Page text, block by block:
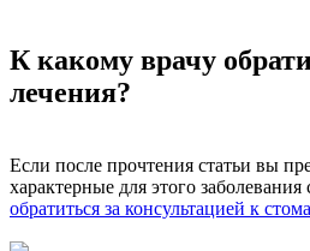
К какому врачу
лечения?
Если после прочтения статьи вы
характерные для этого
обратиться за консультацией к